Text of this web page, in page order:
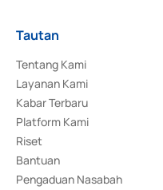
Tautan
Tentang Kami
Layanan Kami
Kabar Terbaru
Platform Kami
Riset
Bantuan
Pengaduan Nasabah